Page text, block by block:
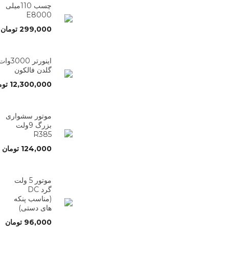
چسب 110میلی
E8000
299,000 تومان
اینورتر
گلدن فالکون
12,300,000
موتور سشواری
بزرگ 9ولت
R385
124,000 تومان
موتور 5 ولت
گرد DC
(مناسب پنکه
های دستی)
96,000 تومان